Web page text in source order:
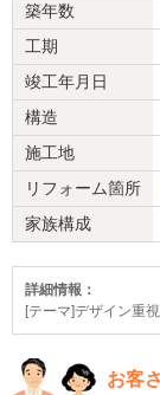
築年数
工期
竣工年月日
構造
施工地
リフォーム箇所
家族構成
詳細情報：
[テーマ]デザイン重
お客